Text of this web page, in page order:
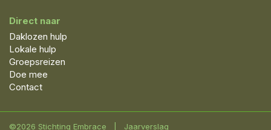
Direct naar
Daklozen hulp
Lokale hulp
Groepsreizen
Doe mee
Contact
©2026 Stichting Embrace Jaarverslag